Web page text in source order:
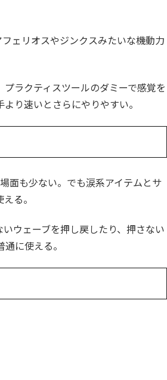
ェリオスやジンクスみたいな機動力
ラクティスツールのダミーで感覚を
り速いとさらにやりやすい。
面も少ない。でも涙系アイテムとサ
る。
ウェーブを押し戻したり、押さない
に使える。